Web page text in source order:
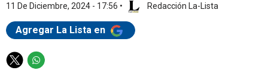
11 De Diciembre, 2024 - 17:56 • Redacción La-Lista
Agregar La Lista en
T
W